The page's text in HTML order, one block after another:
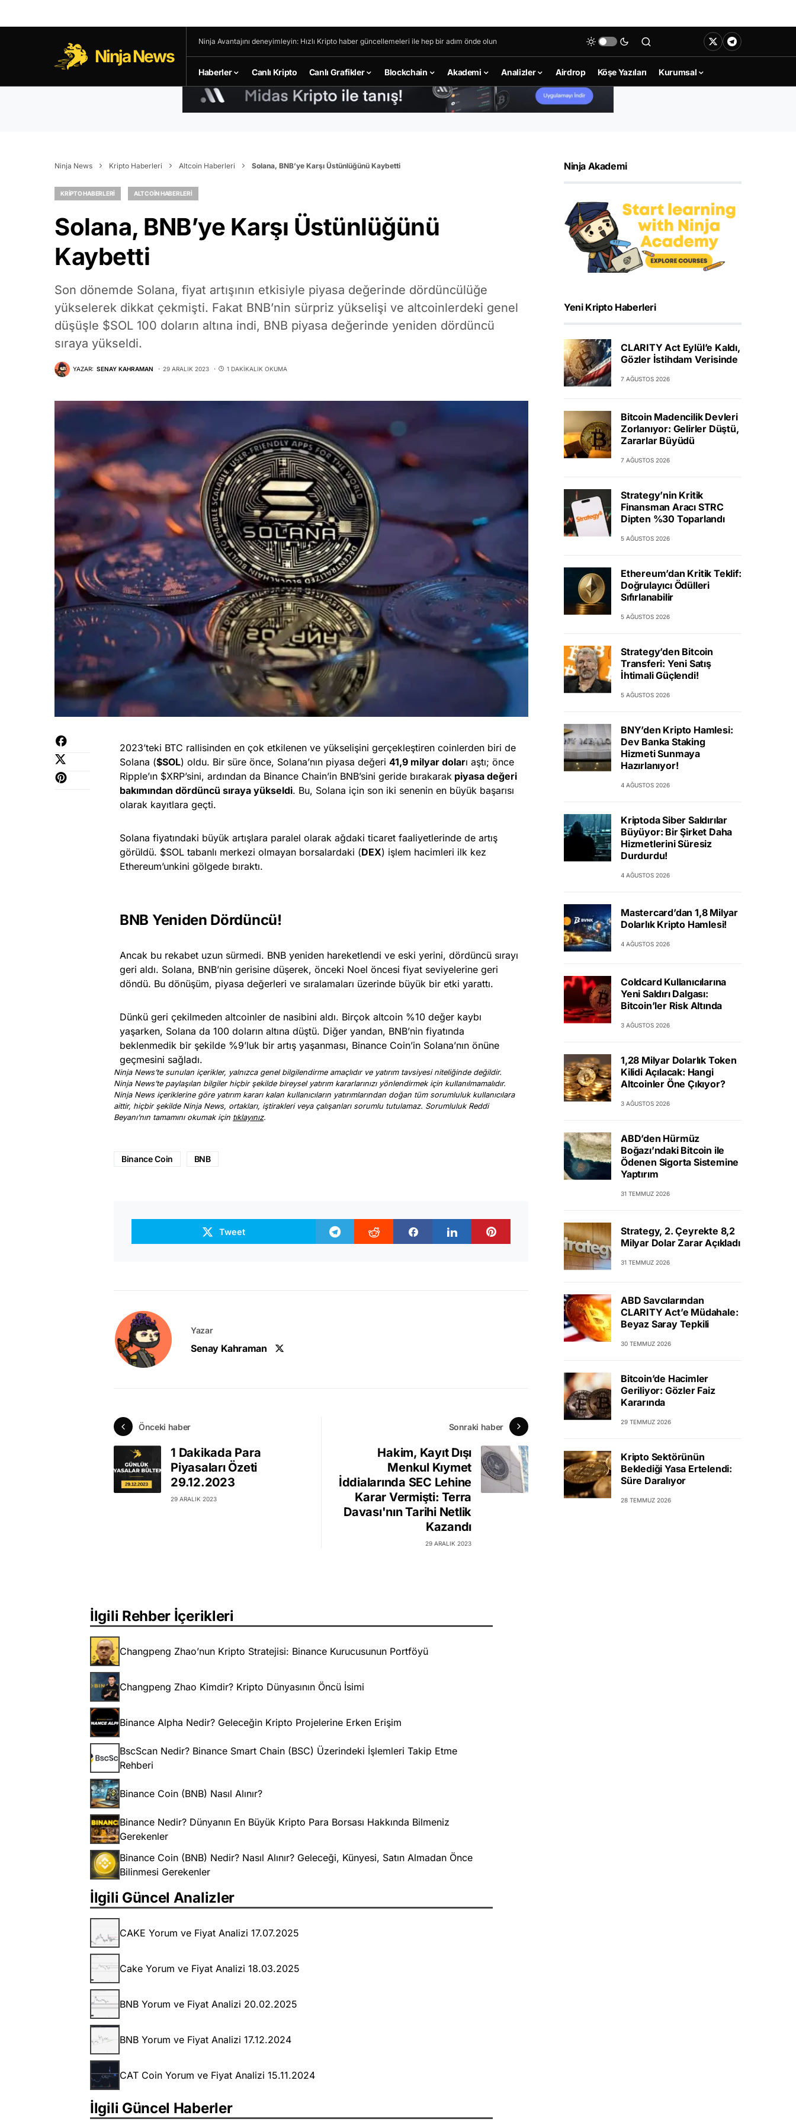
Ninja News
Ninja Avantajını deneyimleyin: Hızlı Kripto haber güncellemeleri ile hep bir adım önde olun
Haberler Canlı Kripto Canlı Grafikler Blockchain Akademi Analizler Airdrop Köşe Yazıları Kurumsal
Ninja News Kripto Haberleri Altcoin Haberleri Solana, BNB’ye Karşı Üstünlüğünü Kaybetti
KRIPTO HABERLERI ALTCOIN HABERLERI
Solana, BNB’ye Karşı Üstünlüğünü
Kaybetti
Son dönemde Solana, fiyat artışının etkisiyle piyasa değerinde dördüncülüğe
yükselerek dikkat çekmişti. Fakat BNB’nin sürpriz yükselişi ve altcoinlerdeki genel
düşüşle $SOL 100 doların altına indi, BNB piyasa değerinde yeniden dördüncü
sıraya yükseldi.
YAZAR: SENAY KAHRAMAN 29 ARALIK 2023 1 DAKIKALIK OKUMA
2023’teki BTC rallisinden en çok etkilenen ve yükselişini gerçekleştiren coinlerden biri de
Solana ($SOL) oldu. Bir süre önce, Solana’nın piyasa değeri 41,9 milyar doları aştı; önce
Ripple’ın $XRP’sini, ardından da Binance Chain’in BNB’sini geride bırakarak piyasa değeri
bakımından dördüncü sıraya yükseldi. Bu, Solana için son iki senenin en büyük başarısı
olarak kayıtlara geçti.
Solana fiyatındaki büyük artışlara paralel olarak ağdaki ticaret faaliyetlerinde de artış
görüldü. $SOL tabanlı merkezi olmayan borsalardaki (DEX) işlem hacimleri ilk kez
Ethereum’unkini gölgede bıraktı.
BNB Yeniden Dördüncü!
Ancak bu rekabet uzun sürmedi. BNB yeniden hareketlendi ve eski yerini, dördüncü sırayı
geri aldı. Solana, BNB’nin gerisine düşerek, önceki Noel öncesi fiyat seviyelerine geri
döndü. Bu dönüşüm, piyasa değerleri ve sıralamaları üzerinde büyük bir etki yarattı.
Dünkü geri çekilmeden altcoinler de nasibini aldı. Birçok altcoin %10 değer kaybı
yaşarken, Solana da 100 doların altına düştü. Diğer yandan, BNB’nin fiyatında
beklenmedik bir şekilde %9’luk bir artış yaşanması, Binance Coin’in Solana’nın önüne
geçmesini sağladı.
Ninja News’te sunulan içerikler, yalnızca genel bilgilendirme amaçlıdır ve yatırım tavsiyesi niteliğinde değildir.
Ninja News’te paylaşılan bilgiler hiçbir şekilde bireysel yatırım kararlarınızı yönlendirmek için kullanılmamalıdır.
Ninja News içeriklerine göre yatırım kararı kalan kullanıcıların yatırımlarından doğan tüm sorumluluk kullanıcılara
aittir, hiçbir şekilde Ninja News, ortakları, iştirakleri veya çalışanları sorumlu tutulamaz. Sorumluluk Reddi
Beyanı’nın tamamını okumak için tıklayınız.
Binance Coin BNB
Tweet
Yazar
Senay Kahraman
Önceki haber
1 Dakikada Para
Piyasaları Özeti
29.12.2023
29 ARALIK 2023
Sonraki haber
Hakim, Kayıt Dışı
Menkul Kıymet
İddialarında SEC Lehine
Karar Vermişti: Terra
Davası'nın Tarihi Netlik
Kazandı
29 ARALIK 2023
İlgili Rehber İçerikleri
Changpeng Zhao’nun Kripto Stratejisi: Binance Kurucusunun Portföyü
Changpeng Zhao Kimdir? Kripto Dünyasının Öncü İsimi
Binance Alpha Nedir? Geleceğin Kripto Projelerine Erken Erişim
BscScan Nedir? Binance Smart Chain (BSC) Üzerindeki İşlemleri Takip Etme
Rehberi
Binance Coin (BNB) Nasıl Alınır?
Binance Nedir? Dünyanın En Büyük Kripto Para Borsası Hakkında Bilmeniz
Gerekenler
Binance Coin (BNB) Nedir? Nasıl Alınır? Geleceği, Künyesi, Satın Almadan Önce
Bilinmesi Gerekenler
İlgili Güncel Analizler
CAKE Yorum ve Fiyat Analizi 17.07.2025
Cake Yorum ve Fiyat Analizi 18.03.2025
BNB Yorum ve Fiyat Analizi 20.02.2025
BNB Yorum ve Fiyat Analizi 17.12.2024
CAT Coin Yorum ve Fiyat Analizi 15.11.2024
İlgili Güncel Haberler
Ninja Akademi
Yeni Kripto Haberleri
CLARITY Act Eylül’e Kaldı,
Gözler İstihdam Verisinde
7 AĞUSTOS 2026
Bitcoin Madencilik Devleri
Zorlanıyor: Gelirler Düştü,
Zararlar Büyüdü
7 AĞUSTOS 2026
Strategy’nin Kritik
Finansman Aracı STRC
Dipten %30 Toparlandı
5 AĞUSTOS 2026
Ethereum’dan Kritik Teklif:
Doğrulayıcı Ödülleri
Sıfırlanabilir
5 AĞUSTOS 2026
Strategy’den Bitcoin
Transferi: Yeni Satış
İhtimali Güçlendi!
5 AĞUSTOS 2026
BNY’den Kripto Hamlesi:
Dev Banka Staking
Hizmeti Sunmaya
Hazırlanıyor!
4 AĞUSTOS 2026
Kriptoda Siber Saldırılar
Büyüyor: Bir Şirket Daha
Hizmetlerini Süresiz
Durdurdu!
4 AĞUSTOS 2026
Mastercard’dan 1,8 Milyar
Dolarlık Kripto Hamlesi!
4 AĞUSTOS 2026
Coldcard Kullanıcılarına
Yeni Saldırı Dalgası:
Bitcoin’ler Risk Altında
3 AĞUSTOS 2026
1,28 Milyar Dolarlık Token
Kilidi Açılacak: Hangi
Altcoinler Öne Çıkıyor?
3 AĞUSTOS 2026
ABD’den Hürmüz
Boğazı’ndaki Bitcoin ile
Ödenen Sigorta Sistemine
Yaptırım
31 TEMMUZ 2026
Strategy, 2. Çeyrekte 8,2
Milyar Dolar Zarar Açıkladı
31 TEMMUZ 2026
ABD Savcılarından
CLARITY Act’e Müdahale:
Beyaz Saray Tepkili
30 TEMMUZ 2026
Bitcoin’de Hacimler
Geriliyor: Gözler Faiz
Kararında
29 TEMMUZ 2026
Kripto Sektörünün
Beklediği Yasa Ertelendi:
Süre Daralıyor
28 TEMMUZ 2026